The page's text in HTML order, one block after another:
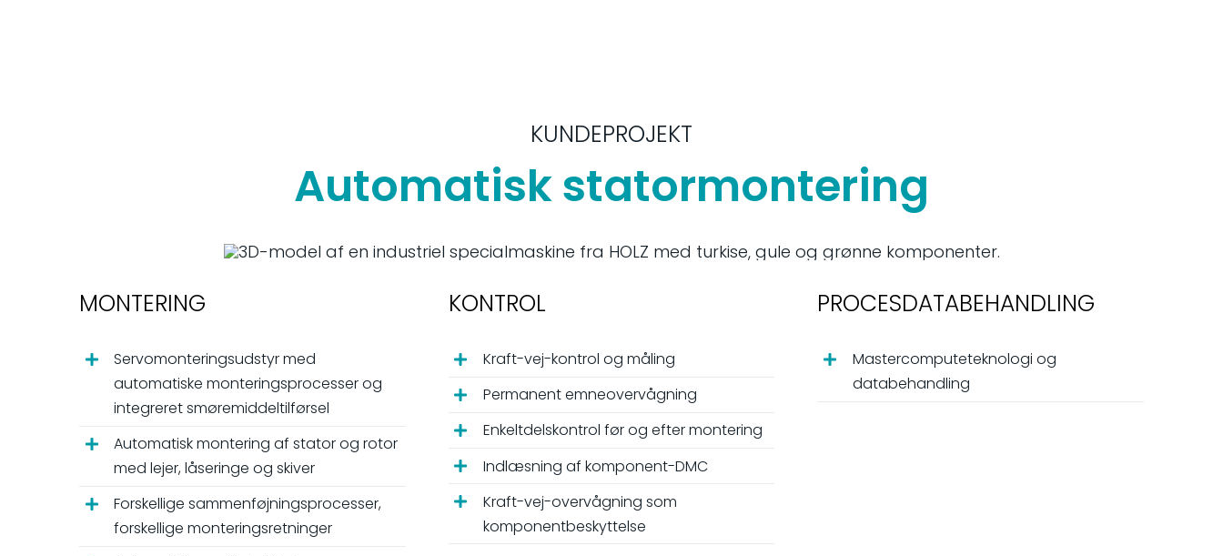
KUNDEPROJEKT
Automatisk statormontering
MONTERING
Servomonteringsudstyr med
automatiske monteringsprocesser og
integreret smøremiddeltilførsel
Automatisk montering af stator og rotor
med lejer, låseringe og skiver
Forskellige sammenføjningsprocesser,
forskellige monteringsretninger
KONTROL
Kraft-vej-kontrol og måling
Permanent emneovervågning
Enkeltdelskontrol før og efter montering
Indlæsning af komponent-DMC
Kraft-vej-overvågning som
komponentbeskyttelse
PROCESDATABEHANDLING
Mastercomputeteknologi og
databehandling